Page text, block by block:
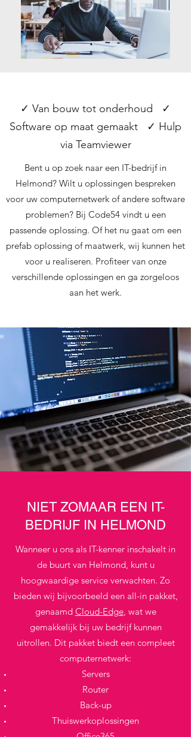
✓ Van bouw tot onderhoud ✓
Software op maat gemaakt ✓ Hulp
via Teamviewer
Bent u op zoek naar een IT-bedrijf in
Helmond? Wilt u oplossingen bespreken
voor uw computernetwerk of andere software
problemen? Bij Code54 vindt u een
passende oplossing. Of het nu gaat om een
prefab oplossing of maatwerk, wij kunnen het
voor u realiseren. Profiteer van onze
verschillende oplossingen en ga zorgeloos
aan het werk.
NIET ZOMAAR EEN IT-
BEDRIJF IN HELMOND
Wanneer u ons als IT-kenner inschakelt in
de buurt van Helmond, kunt u
hoogwaardige service verwachten. Zo
bieden wij bijvoorbeeld een all-in pakket,
genaamd Cloud-Edge, wat we
gemakkelijk bij uw bedrijf kunnen
uitrollen. Dit pakket biedt een compleet
computernetwerk:
Servers
Router
Back-up
Thuiswerkoplossingen